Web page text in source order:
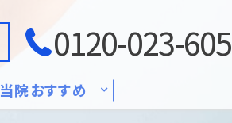
0120-023-605
当院おすすめ